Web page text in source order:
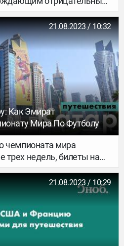
коронавирус, и только на
границы останутся
условиях в страну
государств
нужно было
о полной вакцинации.
21.08.2023 / 10:32
Как Эмират
Мира По Футболу
чемпионата мира
трех недель, билеты на
в том числе и из
нужно обратиться
Federation —
Минимальная
950 долларов. Правда,
счета или карты не
банковская
21.08.2023 / 10:29